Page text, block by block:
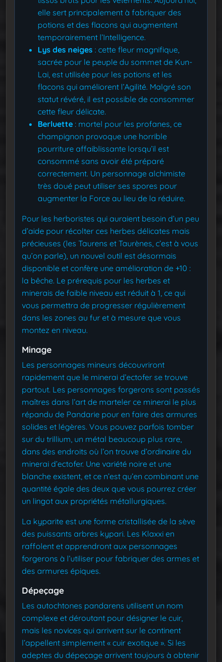
elle sert principalement à fabriquer des
potions et des flacons qui augmentent
temporairement l’Intelligence.
Lys des neiges : cette fleur magnifique,
sacrée pour le peuple du sommet de Kun-
Lai, est utilisée pour les potions et les
flacons qui améliorent l’Agilité. Malgré son
statut révéré, il est possible de consommer
cette fleur délicate.
Berluette : mortel pour les profanes, ce
champignon provoque une horrible
pourriture affaiblissante lorsqu’il est
consommé sans avoir été préparé
correctement. Un personnage alchimiste
très doué peut utiliser ses spores pour
augmenter la Force au lieu de la réduire.
Pour les herboristes qui auraient besoin d’un peu
d’aide pour récolter ces herbes délicates mais
précieuses (les Taurens et Taurènes, c’est à vous
qu’on parle), un nouvel outil est désormais
disponible et confère une amélioration de +10 :
la bêche. Le prérequis pour les herbes et
minerais de faible niveau est réduit à 1, ce qui
vous permettra de progresser régulièrement
dans les zones au fur et à mesure que vous
montez en niveau.
Minage
Les personnages mineurs découvriront
rapidement que le minerai d’ectofer se trouve
partout. Les personnages forgerons sont passés
maîtres dans l’art de marteler ce minerai le plus
répandu de Pandarie pour en faire des armures
solides et légères. Vous pouvez parfois tomber
sur du trillium, un métal beaucoup plus rare,
dans des endroits où l’on trouve d’ordinaire du
minerai d’ectofer. Une variété noire et une
blanche existent, et ce n’est qu’en combinant une
quantité égale des deux que vous pourrez créer
un lingot aux propriétés métallurgiques.
La kyparite est une forme cristallisée de la sève
des puissants arbres kypari. Les Klaxxi en
raffolent et apprendront aux personnages
forgerons à l’utiliser pour fabriquer des armes et
des armures épiques.
Dépeçage
Les autochtones pandarens utilisent un nom
complexe et déroutant pour désigner le cuir,
mais les novices qui arrivent sur le continent
l’appellent simplement « cuir exotique ». Si les
adeptes du dépeçage arrivent toujours à obtenir